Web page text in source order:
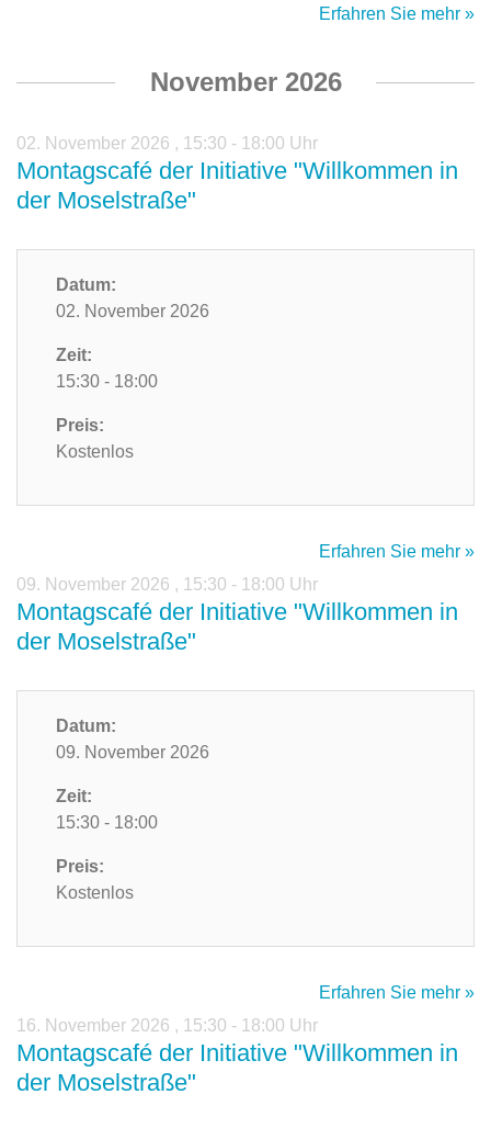
Erfahren Sie mehr »
November 2026
02. November 2026 , 15:30 - 18:00 Uhr
Montagscafé der Initiative "Willkommen in
der Moselstraße"
Datum:
02. November 2026
Zeit:
15:30 - 18:00
Preis:
Kostenlos
Erfahren Sie mehr »
09. November 2026 , 15:30 - 18:00 Uhr
Montagscafé der Initiative "Willkommen in
der Moselstraße"
Datum:
09. November 2026
Zeit:
15:30 - 18:00
Preis:
Kostenlos
Erfahren Sie mehr »
16. November 2026 , 15:30 - 18:00 Uhr
Montagscafé der Initiative "Willkommen in
der Moselstraße"